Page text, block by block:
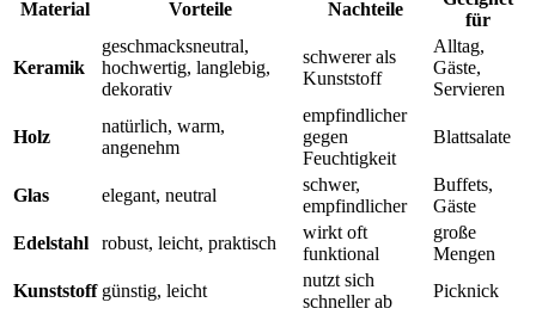
Material Vorteile Nachteile
für
Keramik
geschmacksneutral,
hochwertig, langlebig,
dekorativ
schwerer als
Kunststoff
Alltag,
Gäste,
Servieren
Holz
natürlich, warm,
angenehm
empfindlicher
gegen
Feuchtigkeit
Blattsalate
Glas elegant, neutral
schwer,
empfindlicher
Buffets,
Gäste
Edelstahl
robust, leicht, praktisch
wirkt oft
funktional
große
Mengen
Kunststoff günstig, leicht
nutzt sich
schneller ab
Picknick